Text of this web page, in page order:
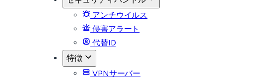
アンチウイルス
侵害アラート
代替ID
特徴
VPNサーバー